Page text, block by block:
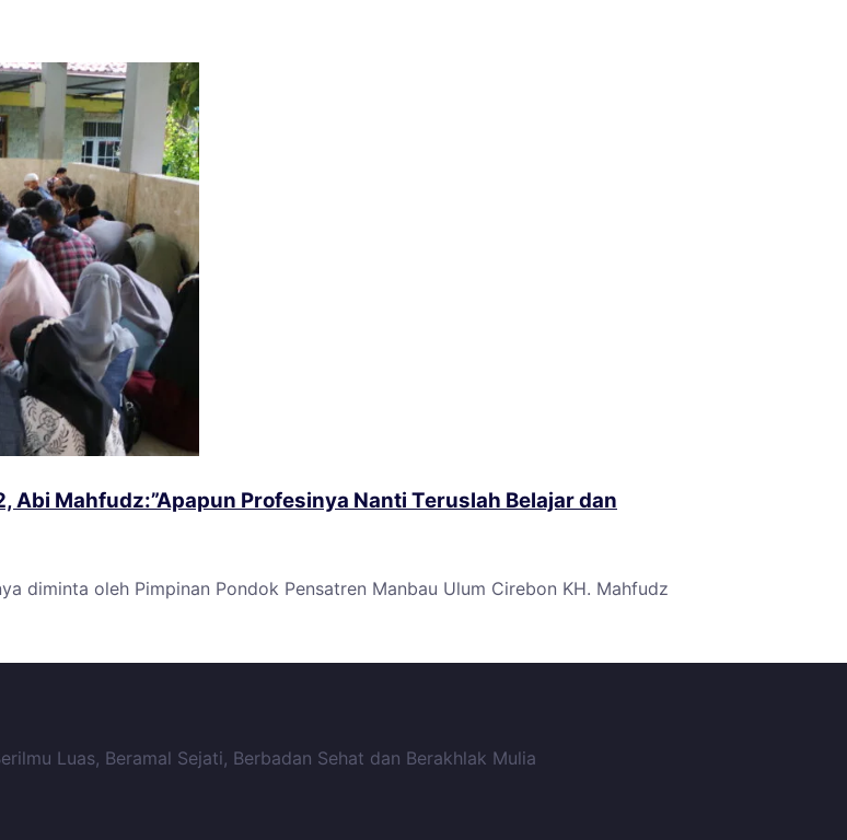
Mahfudz:”Apapun Profesinya Nanti Teruslah Belajar dan
diminta oleh Pimpinan Pondok Pensatren Manbau Ulum Cirebon KH. Mahfudz
Luas, Beramal Sejati, Berbadan Sehat dan Berakhlak Mulia